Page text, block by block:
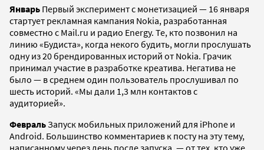
Январь Первый эксперимент с монетизацией — 16 января
стартует рекламная кампания Nokia, разработанная
совместно с Mail.ru и радио Energy. Те, кто позвонил на
линию «Будиста», когда некого будить, могли прослушать
одну из 20 брендированных историй от Nokia. Грачик
принимал участие в разработке креатива. Негатива не
было — в среднем один пользователь прослушивал по
шесть историй. «Мы дали 1,3 млн контактов с
аудиторией».
ФевральЗапуск мобильных приложений для iPhone и
Android. Большинство комментариев к посту на эту тему,
написанному через день после запуска, — от тех, кто уже